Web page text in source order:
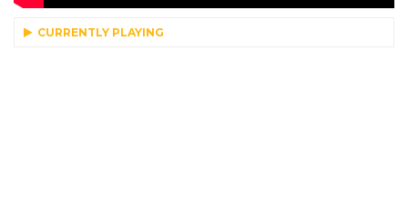
CURRENTLY PLAYING